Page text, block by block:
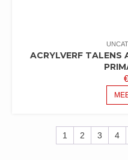
ACRYLVERF TALENS
€
1 2 3 4